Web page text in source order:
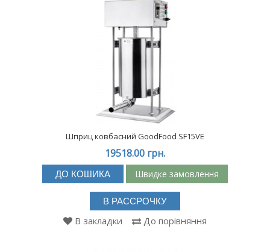
Шприц ковбасний GoodFood SF15VE
19518.00 грн.
ДО КОШИКА Швидке замовлення
В РАССРОЧКУ
В закладки До порівняння